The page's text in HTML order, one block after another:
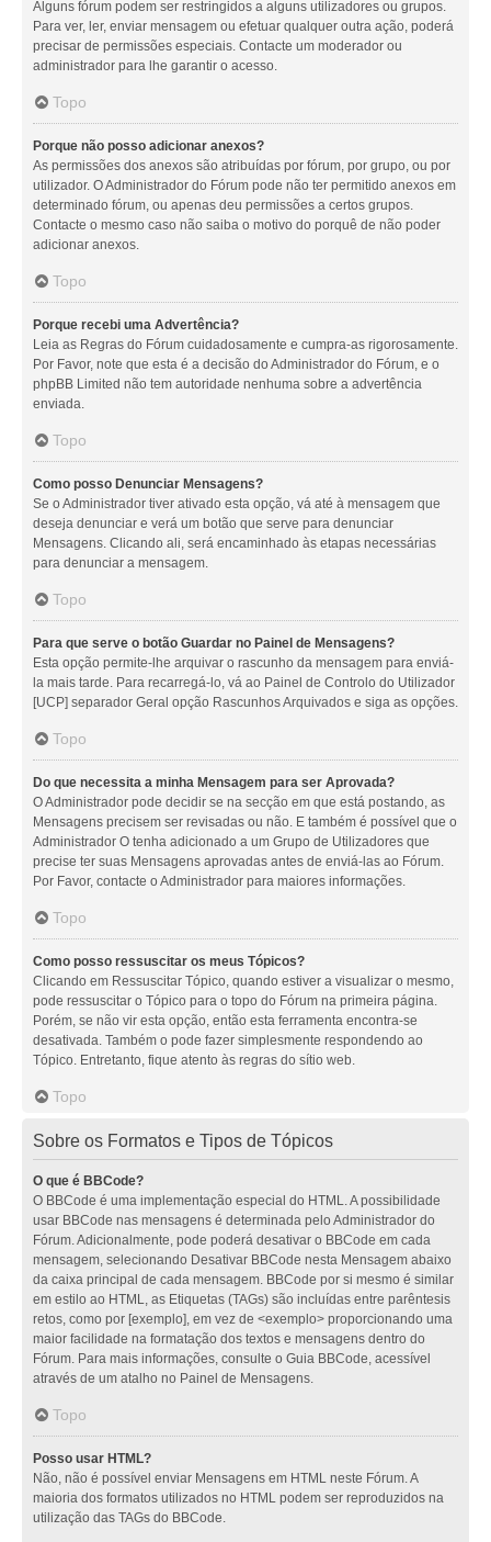
Alguns fórum podem ser restringidos a alguns utilizadores ou grupos.
Para ver, ler, enviar mensagem ou efetuar qualquer outra ação, poderá
precisar de permissões especiais. Contacte um moderador ou
administrador para lhe garantir o acesso.
Topo
Porque não posso adicionar anexos?
As permissões dos anexos são atribuídas por fórum, por grupo, ou por
utilizador. O Administrador do Fórum pode não ter permitido anexos em
determinado fórum, ou apenas deu permissões a certos grupos.
Contacte o mesmo caso não saiba o motivo do porquê de não poder
adicionar anexos.
Topo
Porque recebi uma Advertência?
Leia as Regras do Fórum cuidadosamente e cumpra-as rigorosamente.
Por Favor, note que esta é a decisão do Administrador do Fórum, e o
phpBB Limited não tem autoridade nenhuma sobre a advertência
enviada.
Topo
Como posso Denunciar Mensagens?
Se o Administrador tiver ativado esta opção, vá até à mensagem que
deseja denunciar e verá um botão que serve para denunciar
Mensagens. Clicando ali, será encaminhado às etapas necessárias
para denunciar a mensagem.
Topo
Para que serve o botão Guardar no Painel de Mensagens?
Esta opção permite-lhe arquivar o rascunho da mensagem para enviá-
la mais tarde. Para recarregá-lo, vá ao Painel de Controlo do Utilizador
[UCP] separador Geral opção Rascunhos Arquivados e siga as opções.
Topo
Do que necessita a minha Mensagem para ser Aprovada?
O Administrador pode decidir se na secção em que está postando, as
Mensagens precisem ser revisadas ou não. E também é possível que o
Administrador O tenha adicionado a um Grupo de Utilizadores que
precise ter suas Mensagens aprovadas antes de enviá-las ao Fórum.
Por Favor, contacte o Administrador para maiores informações.
Topo
Como posso ressuscitar os meus Tópicos?
Clicando em Ressuscitar Tópico, quando estiver a visualizar o mesmo,
pode ressuscitar o Tópico para o topo do Fórum na primeira página.
Porém, se não vir esta opção, então esta ferramenta encontra-se
desativada. Também o pode fazer simplesmente respondendo ao
Tópico. Entretanto, fique atento às regras do sítio web.
Topo
Sobre os Formatos e Tipos de Tópicos
O que é BBCode?
O BBCode é uma implementação especial do HTML. A possibilidade
usar BBCode nas mensagens é determinada pelo Administrador do
Fórum. Adicionalmente, pode poderá desativar o BBCode em cada
mensagem, selecionando Desativar BBCode nesta Mensagem abaixo
da caixa principal de cada mensagem. BBCode por si mesmo é similar
em estilo ao HTML, as Etiquetas (TAGs) são incluídas entre parêntesis
retos, como por [exemplo], em vez de <exemplo> proporcionando uma
maior facilidade na formatação dos textos e mensagens dentro do
Fórum. Para mais informações, consulte o Guia BBCode, acessível
através de um atalho no Painel de Mensagens.
Topo
Posso usar HTML?
Não, não é possível enviar Mensagens em HTML neste Fórum. A
maioria dos formatos utilizados no HTML podem ser reproduzidos na
utilização das TAGs do BBCode.